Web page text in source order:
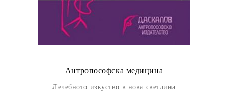
Антропософска медицина
Лечебното изкуство в нова светлина